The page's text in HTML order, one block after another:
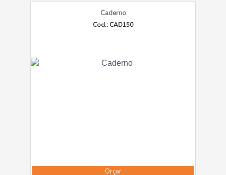
Caderno
Cod.: CAD150
Orçar